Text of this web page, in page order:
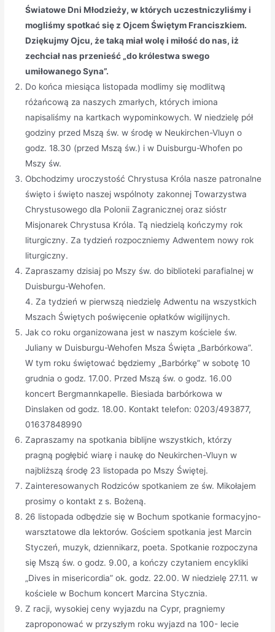
Światowe Dni Młodzieży, w których uczestniczyliśmy i
mogliśmy spotkać się z Ojcem Świętym Franciszkiem.
Dziękujmy Ojcu, że taką miał wolę i miłość do nas, iż
zechciał nas przenieść „do królestwa swego
umiłowanego Syna”.
Do końca miesiąca listopada modlimy się modlitwą
różańcową za naszych zmarłych, których imiona
napisaliśmy na kartkach wypominkowych. W niedzielę pół
godziny przed Mszą św. w środę w Neukirchen-Vluyn o
godz. 18.30 (przed Mszą św.) i w Duisburgu-Whofen po
Mszy św.
Obchodzimy uroczystość Chrystusa Króla nasze patronalne
święto i święto naszej wspólnoty zakonnej Towarzystwa
Chrystusowego dla Polonii Zagranicznej oraz sióstr
Misjonarek Chrystusa Króla. Tą niedzielą kończymy rok
liturgiczny. Za tydzień rozpoczniemy Adwentem nowy rok
liturgiczny.
Zapraszamy dzisiaj po Mszy św. do biblioteki parafialnej w
Duisburgu-Wehofen.
4. Za tydzień w pierwszą niedzielę Adwentu na wszystkich
Mszach Świętych poświęcenie opłatków wigilijnych.
Jak co roku organizowana jest w naszym kościele św.
Juliany w Duisburgu-Wehofen Msza Święta „Barbórkowa”.
W tym roku świętować będziemy „Barbórkę” w sobotę 10
grudnia o godz. 17.00. Przed Mszą św. o godz. 16.00
koncert Bergmannkapelle. Biesiada barbórkowa w
Dinslaken od godz. 18.00. Kontakt telefon: 0203/493877,
01637848990
Zapraszamy na spotkania biblijne wszystkich, którzy
pragną pogłębić wiarę i naukę do Neukirchen-Vluyn w
najbliższą środę 23 listopada po Mszy Świętej.
Zainteresowanych Rodziców spotkaniem ze św. Mikołajem
prosimy o kontakt z s. Bożeną.
26 listopada odbędzie się w Bochum spotkanie formacyjno-
warsztatowe dla lektorów. Gościem spotkania jest Marcin
Styczeń, muzyk, dziennikarz, poeta. Spotkanie rozpoczyna
się Mszą św. o godz. 9.00, a kończy czytaniem encykliki
„Dives in misericordia” ok. godz. 22.00. W niedzielę 27.11. w
kościele w Bochum koncert Marcina Stycznia.
Z racji, wysokiej ceny wyjazdu na Cypr, pragniemy
zaproponować w przyszłym roku wyjazd na 100- lecie